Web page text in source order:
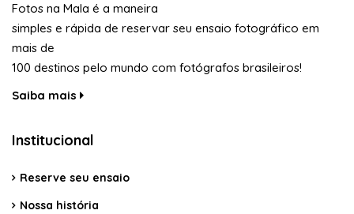
Fotos na Mala é a maneira
simples e rápida de reservar seu ensaio fotográfico em
mais de
100 destinos pelo mundo com fotógrafos brasileiros!
Saiba mais
Institucional
Reserve seu ensaio
Nossa história